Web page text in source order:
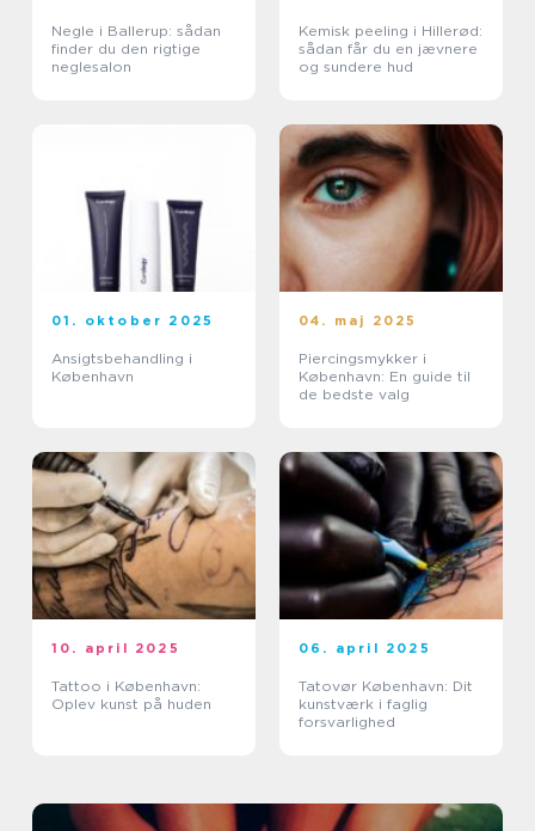
Negle i Ballerup: sådan
finder du den rigtige
neglesalon
Kemisk peeling i Hillerød:
sådan får du en jævnere
og sundere hud
01. oktober 2025
Ansigtsbehandling i
København
04. maj 2025
Piercingsmykker i
København: En guide til
de bedste valg
10. april 2025
Tattoo i København:
Oplev kunst på huden
06. april 2025
Tatovør København: Dit
kunstværk i faglig
forsvarlighed